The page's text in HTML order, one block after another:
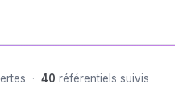
· 40 référentiels suivis